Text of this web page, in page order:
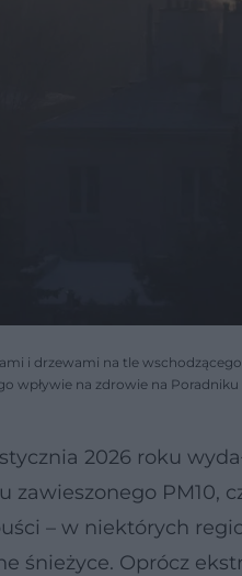
i drzewami na tle
wpływie na zdrowie na
2026 roku
zawieszonego PM10,
– w niektórych
śnieżyce. Oprócz